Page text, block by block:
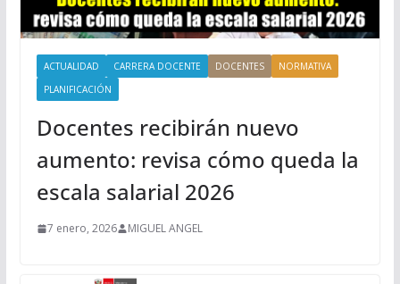
ACTUALIDAD CARRERA DOCENTE DOCENTES
NORMATIVA
PLANIFICACIÓN
Docentes recibirán nuevo
aumento: revisa cómo queda la
escala salarial 2026
7 enero, 2026 MIGUEL ANGEL